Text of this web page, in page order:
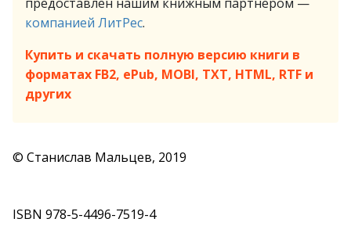
компанией ЛитРес.
Купить и скачать полную версию книги в
форматах FB2, ePub, MOBI, TXT, HTML, RTF и
других
© Станислав Мальцев, 2019
ISBN 978-5-4496-7519-4